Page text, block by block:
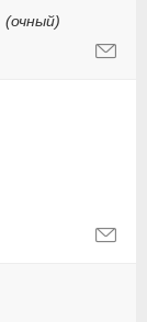
(очный)